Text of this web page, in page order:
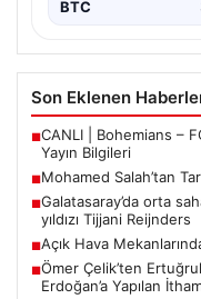
BTC
Son Eklenen
■CANLI | Bohemians –
Yayın Bilgileri
■Mohamed Salah’tan
■Galatasaray’da orta
yıldızı Tijjani Reijnders
■Açık Hava
■Ömer Çelik’ten
Erdoğan’a Yapılan